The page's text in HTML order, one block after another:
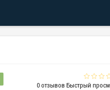
0 отзывов Быстрый